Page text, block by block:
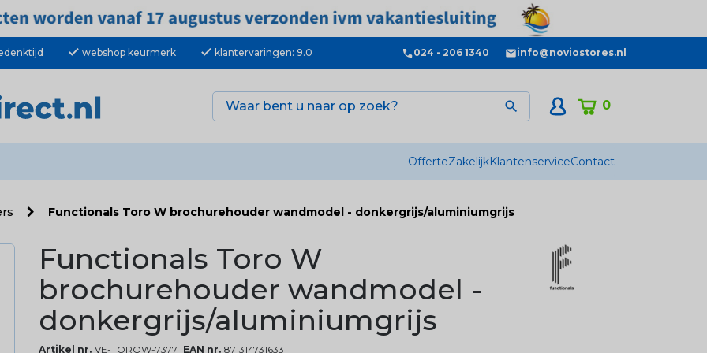
check webshop keurmerk check klantervaringen: 9.0 024 - 206 1340 info@noviostores.nl
0

OfferteZakelijkKlantenserviceContact
Functionals Toro W brochurehouder wandmodel - donkergrijs/aluminiumgrijs
Functionals Toro W
brochurehouder wandmodel -
donkergrijs/aluminiumgrijs
Artikel nr. VE-TOROW-7377 EAN nr. 8713147316331